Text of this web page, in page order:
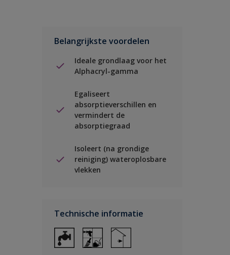
Belangrijkste voordelen
Ideale grondlaag voor het
Alphacryl-gamma
Egaliseert
absorptieverschillen en
vermindert de
absorptiegraad
Isoleert (na grondige
reiniging) wateroplosbare
vlekken
Technische informatie